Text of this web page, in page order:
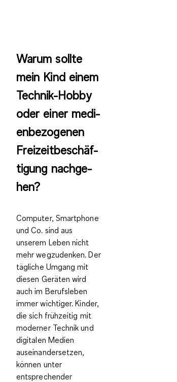
War­um soll­te
mein Kind ei­nem
Tech­nik-Hob­by
oder ei­ner me­di­
en­be­zo­ge­nen
Frei­zeit­be­schäf­
ti­gung nach­ge­
hen?
Computer, Smartphone
und Co. sind aus
unserem Leben nicht
mehr wegzudenken. Der
tägliche Umgang mit
diesen Geräten wird
auch im Berufsleben
immer wichtiger. Kinder,
die sich frühzeitig mit
moderner Technik und
digitalen Medien
auseinandersetzen,
können unter
entsprechender